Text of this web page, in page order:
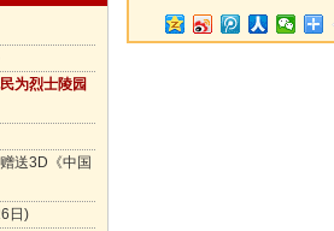
为烈士陵园
送3D《中国
日)